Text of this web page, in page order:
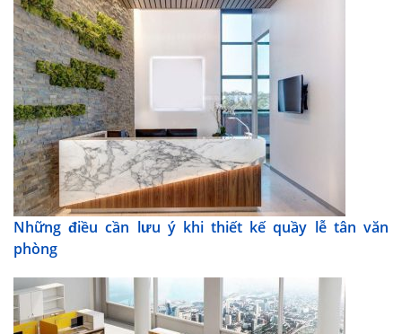
Những điều cần lưu ý khi thiết kế quầy lễ tân văn
phòng